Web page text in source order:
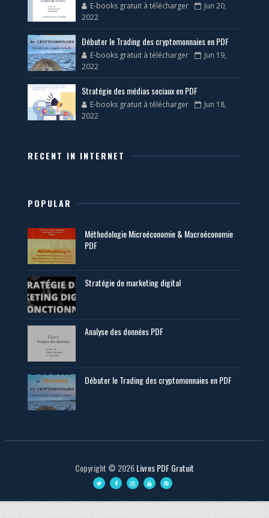
E-books gratuit à télécharger
Jun 20,
2022
Débuter le Trading des cryptomonnaies en PDF
E-books gratuit à télécharger
Jun 19,
2022
Stratégie des médias sociaux en PDF
E-books gratuit à télécharger
Jun 18,
2022
RECENT IN INTERNET
POPULAR
Méthodologie Microéconomie & Macroéconomie
PDF
Stratégie de marketing digital
Analyse des données PDF
Débuter le Trading des cryptomonnaies en PDF
Copyright © 2026Livres PDF Gratuit